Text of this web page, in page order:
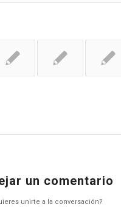
un comentario
unirte a la conversación?